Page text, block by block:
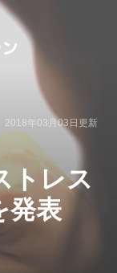
2018年03月03日 更新
トレス
発表